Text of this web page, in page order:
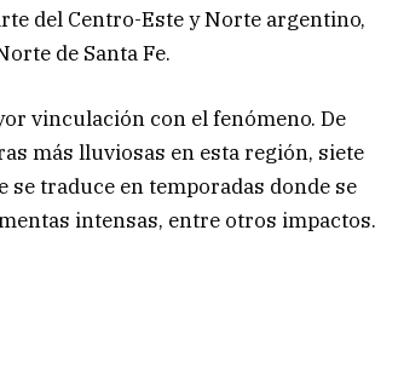
del Centro-Este y Norte argentino,
de Santa Fe.
vinculación con el fenómeno. De
más lluviosas en esta región, siete
traduce en temporadas donde se
intensas, entre otros impactos.